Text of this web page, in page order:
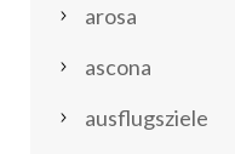
arosa
ascona
ausflugsziele